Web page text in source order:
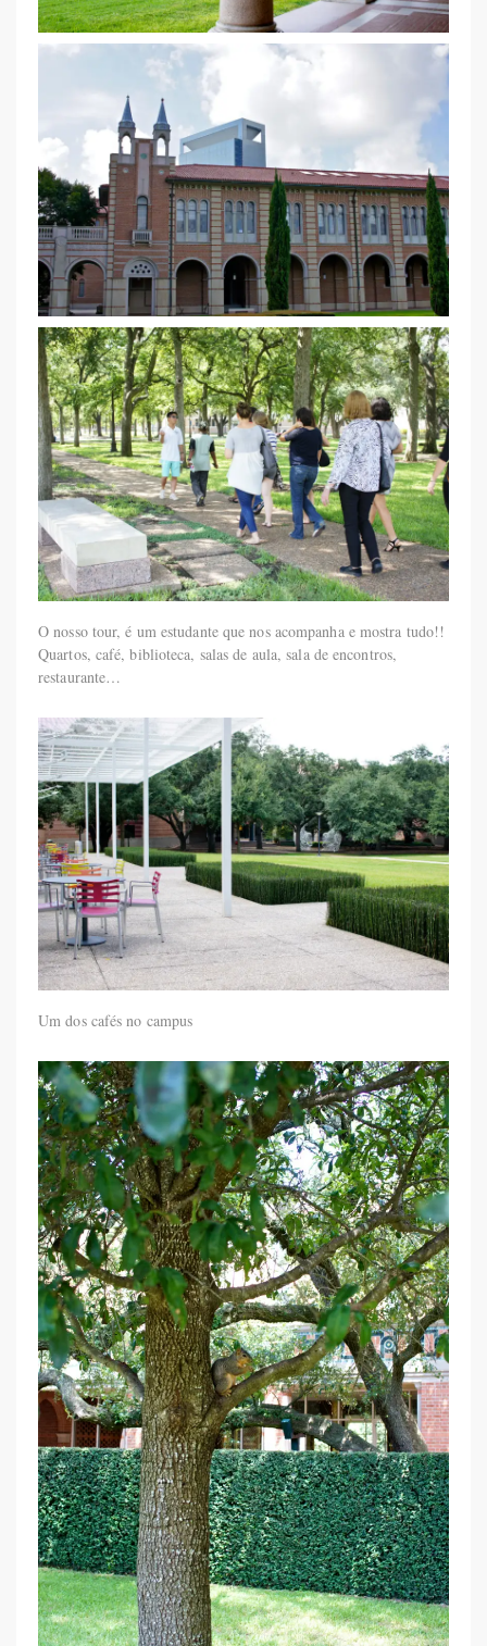
O nosso tour, é um estudante que nos acompanha e mostra tudo!!
Quartos, café, biblioteca, salas de aula, sala de encontros,
restaurante…
Um dos cafés no campus